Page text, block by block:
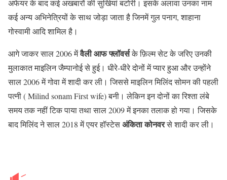
अफेयर के बाद कई अखबारों की सुर्खियां बटोरी। इसके अलावा उनका नाम
कई अन्य अभिनेत्रियों के साथ जोड़ा जाता है जिनमें गुल पनाग, शाहाना
गोस्वामी आदि शामिल है।
आगे जाकर साल 2006 मेंवैली आफ फ्लॉवर्सके फ़िल्म सेट के जरिए उनकी
मुलाकात माइलिन जैम्पानोई से हुई। धीरे-धीरे दोनों में प्यार हुआ और उन्होंने
साल 2006 में गोवा में शादी कर ली। जिससे माइलिन मिलिंद सोमन की पहली
पत्नी ( Milind sonam First wife) बनी। लेकिन इन दोनों का रिश्ता लंबे
समय तक नहीं टिक पाया तथा साल 2009 में इनका तलाक हो गया। जिसके
बाद मिलिंद ने साल 2018 में एयर हॉस्टेसअंकिता कोनवरसे शादी कर ली।